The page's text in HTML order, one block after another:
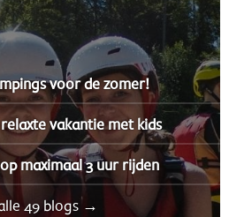
voor de zomer!
vakantie met kids
maximaal 3 uur rijden
49 blogs →